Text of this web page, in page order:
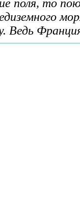
поля, то
Ведь